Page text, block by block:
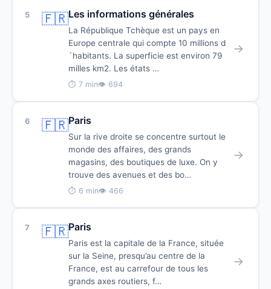
5 🇫🇷Les informations générales
La République Tchèque est un pays en
Europe centrale qui compte 10 millions d
´habitants. La superficie est environ 79
milles km2. Les états …
⏱ 7 min👁 694
→
6 🇫🇷Paris
Sur la rive droite se concentre surtout le
monde des affaires, des grands
magasins, des boutiques de luxe. On y
trouve des avenues et des bo…
⏱ 6 min👁 466
→
7 🇫🇷Paris
Paris est la capitale de la France, située
sur la Seine, presqu’au centre de la
France, est au carrefour de tous les
grands axes routiers, f…
→